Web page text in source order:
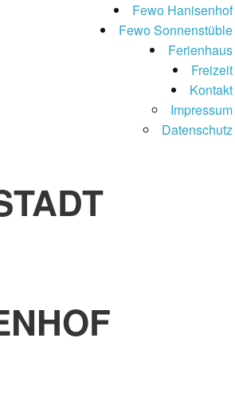
Fewo Hanisenhof
Fewo Sonnenstüble
Ferienhaus
Freizeit
Kontakt
Impressum
Datenschutz